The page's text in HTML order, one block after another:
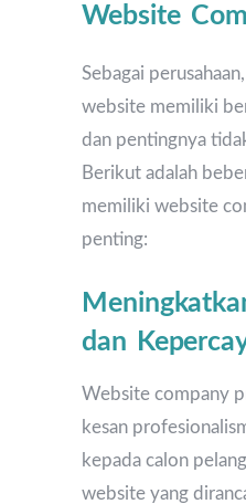
Website
Sebagai
website memiliki
dan pentingnya
Berikut adalah
memiliki website
penting:
dan
Website company
kesan
kepada calon
website yang